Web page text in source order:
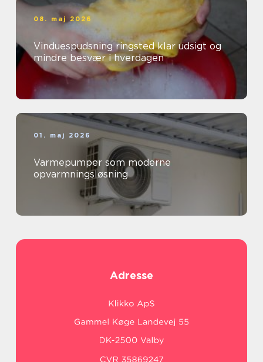
08. maj 2026
Vinduespudsning ringsted klar udsigt og
mindre besvær i hverdagen
01. maj 2026
Varmepumper som moderne
opvarmningsløsning
Adresse